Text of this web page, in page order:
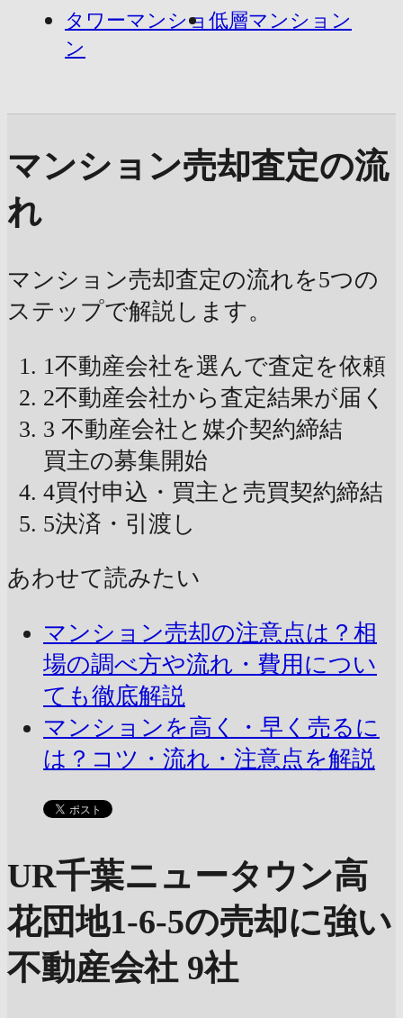
タワーマンショ
ン
低層マンション
マンション売却査定の流
れ
マンション売却査定の流れを5つの
ステップで解説します。
1不動産会社を選んで査定を依頼
2不動産会社から査定結果が届く
3 不動産会社と媒介契約締結
買主の募集開始
4買付申込・買主と売買契約締結
5決済・引渡し
あわせて読みたい
マンション売却の注意点は？相
場の調べ方や流れ・費用につい
ても徹底解説
マンションを高く・早く売るに
は？コツ・流れ・注意点を解説
UR千葉ニュータウン高
花団地1-6-5の売却に強い
不動産会社 9社